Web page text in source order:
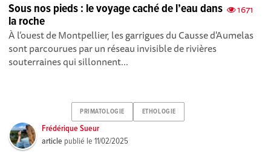
1671
Sous nos pieds : le voyage caché de l’eau dans
la roche
À l’ouest de Montpellier, les garrigues du Causse d'Aumelas
sont parcourues par un réseau invisible de rivières
souterraines qui sillonnent...
PRIMATOLOGIE ETHOLOGIE
Frédérique Sueur
article publié le11/02/2025